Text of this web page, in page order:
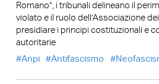
Romano”, i tribunali delineano il
violato e il ruolo dell’Associazione
presidiare i principi costituzionali e
autoritarie
Anpi
Antifascismo